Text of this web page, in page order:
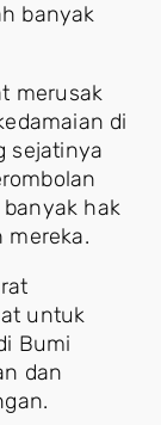
banyak
merusak
di
sejatinya
hak
mereka.
untuk
Bumi
dan